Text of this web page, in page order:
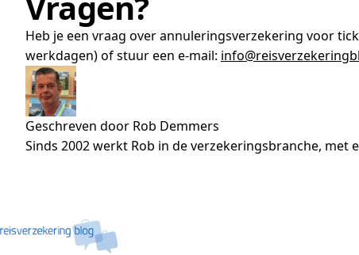
Heb je een vraag over annuleringsverzekering voor
werkdagen) of stuur een e-mail:
Geschreven door Rob Demmers
Sinds 2002 werkt Rob in de verzekeringsbranche,